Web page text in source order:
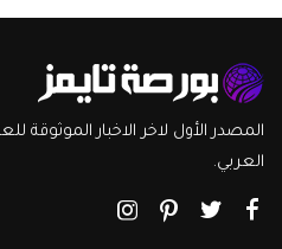
المصدر الأول لاخر الاخبار الموثوقة
العربي.